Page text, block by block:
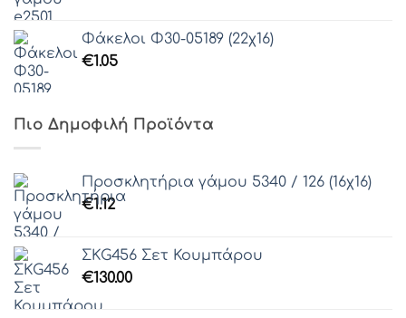
Γραμματοσειρά 41
Γραμματοσειρά 42
Γραμματοσειρά 45
Γραμματοσειρά 46
Φάκελοι Φ30-05189 (22χ16)
€1.05
Πιο Δημοφιλή Προϊόντα
Προσκλητήρια γάμου 5340 / 126 (16χ16)
€1.12
ΣΚG456 Σετ Κουμπάρου
€130.00